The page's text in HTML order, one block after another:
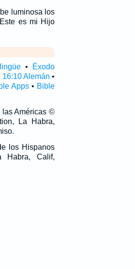
luminosa los
es mi Hijo
•
Éxodo
16:10 Alemán •
Apps • Bible
las Américas ©
La Habra,
los Hispanos
Habra, Calif,